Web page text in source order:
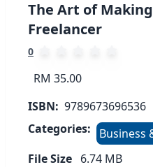
The Art of
Freelancer
0
RM 35.00
ISBN: 9789673696536
Categories:
Business
File Size 6.74 MB